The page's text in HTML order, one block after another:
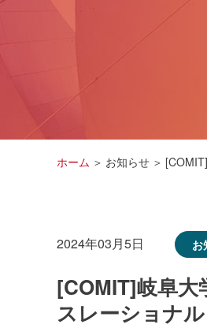
ホーム お知らせ
2024年03月5日 お
[COMIT]岐阜
スレーショナ